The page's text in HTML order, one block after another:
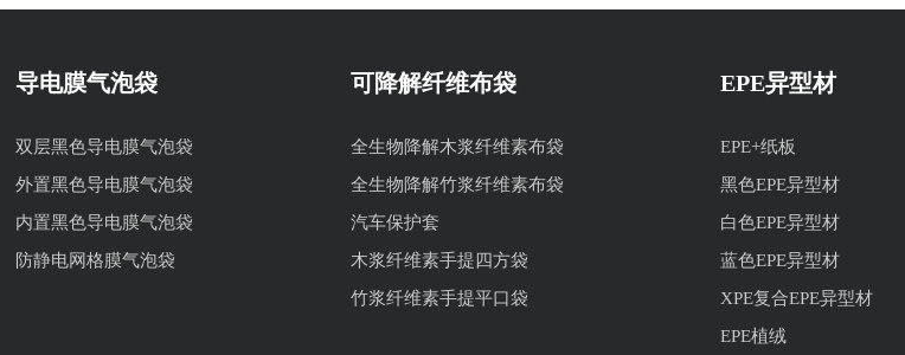
导电膜气泡袋
双层黑色导电膜气泡袋
外置黑色导电膜气泡袋
内置黑色导电膜气泡袋
防静电网格膜气泡袋
可降解纤维布袋
全生物降解木浆纤维素布袋
全生物降解竹浆纤维素布袋
汽车保护套
木浆纤维素手提四方袋
竹浆纤维素手提平口袋
EPE异型材
EPE+纸板
黑色EPE异型材
白色EPE异型材
蓝色EPE异型材
XPE复合EPE异型材
EPE植绒